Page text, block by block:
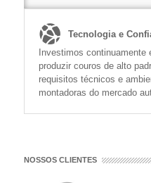
Tecnologia e
Investimos
produzir couros de alto
requisitos técnicos e
montadoras do mercado
NOSSOS CLIENTES